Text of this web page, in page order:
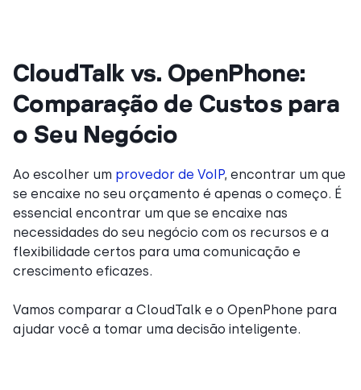
CloudTalk vs. OpenPhone:
Comparação de Custos para
o Seu Negócio
Ao escolher um provedor de VoIP, encontrar um que
se encaixe no seu orçamento é apenas o começo. É
essencial encontrar um que se encaixe nas
necessidades do seu negócio com os recursos e a
flexibilidade certos para uma comunicação e
crescimento eficazes.
Vamos comparar a CloudTalk e o OpenPhone para
ajudar você a tomar uma decisão inteligente.